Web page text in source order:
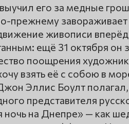
его за медные
прежнему
живописи
ещё 31 октября он
поощрения
взять её с собою в
Эллис Боулт
представителя
на Днепре» — как